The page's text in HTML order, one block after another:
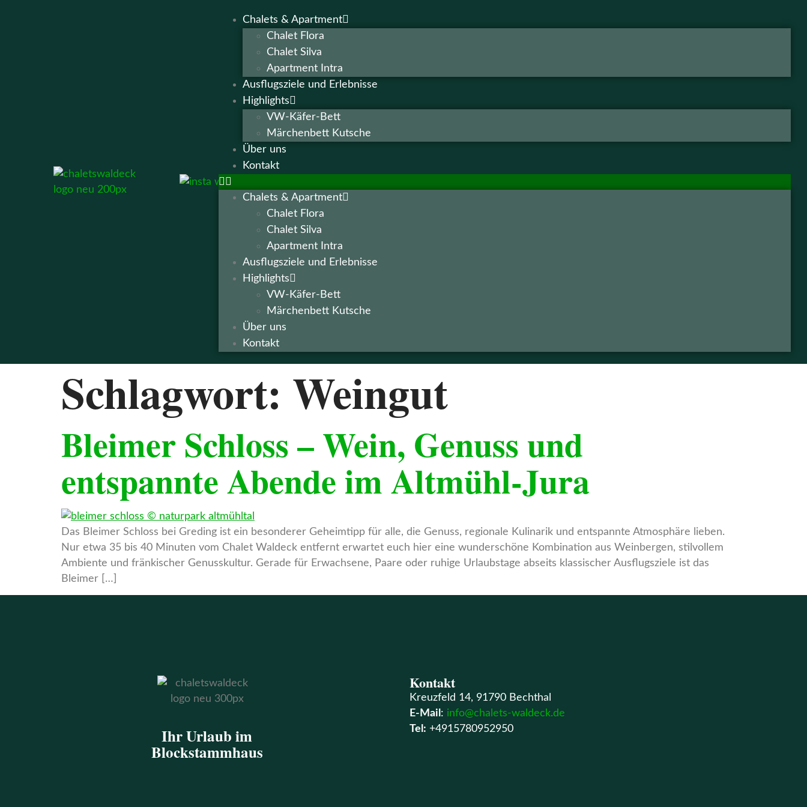
Chalets & Apartment
Chalet Flora
Chalet Silva
Apartment Intra
Ausflugsziele und Erlebnisse
Highlights
VW-Käfer-Bett
Märchenbett Kutsche
Über uns
Kontakt
Chalets & Apartment
Chalet Flora
Chalet Silva
Apartment Intra
Ausflugsziele und Erlebnisse
Highlights
VW-Käfer-Bett
Märchenbett Kutsche
Über uns
Kontakt
Schlagwort: Weingut
Bleimer Schloss – Wein, Genuss und
entspannte Abende im Altmühl-Jura
Das Bleimer Schloss bei Greding ist ein besonderer Geheimtipp für alle, die Genuss, regionale Kulinarik und entspannte Atmosphäre lieben.
Nur etwa 35 bis 40 Minuten vom Chalet Waldeck entfernt erwartet euch hier eine wunderschöne Kombination aus Weinbergen, stilvollem
Ambiente und fränkischer Genusskultur. Gerade für Erwachsene, Paare oder ruhige Urlaubstage abseits klassischer Ausflugsziele ist das
Bleimer […]
Ihr Urlaub im
Blockstammhaus
Kontakt
Kreuzfeld 14, 91790 Bechthal
E-Mail : info@chalets-waldeck.de
Tel: +4915780952950